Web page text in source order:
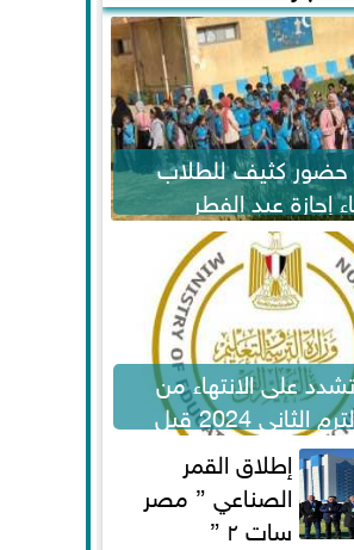
حضور كثيف للطلاب
إجازة عيد الفطر
المناهج
على الانتهاء من
مناهج الترم الثاني 2024 قبل
إطلاق القمر
الصناعي ” مصر
سات ٢ ”